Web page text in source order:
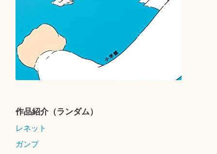
作品紹介（ランダム）
レネット
ガンプ